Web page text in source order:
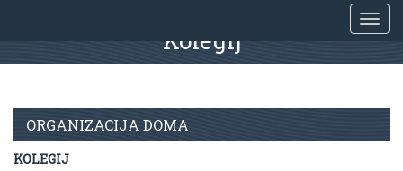
Kolegij
ORGANIZACIJA DOMA
KOLEGIJ